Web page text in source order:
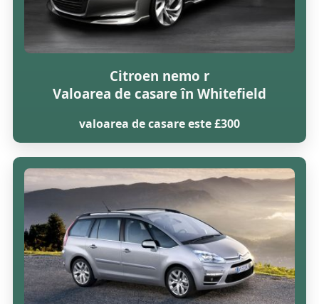
Citroen nemo r
Valoarea de casare în Whitefield
valoarea de casare este £300